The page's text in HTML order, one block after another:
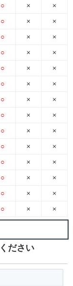
来店予約
○
○
○
○
○
○
○
○
○
○
○
○
○
○
×
×
×
×
×
×
×
×
×
×
×
×
×
×
×
×
×
×
×
×
×
×
×
×
×
×
×
×
ださい